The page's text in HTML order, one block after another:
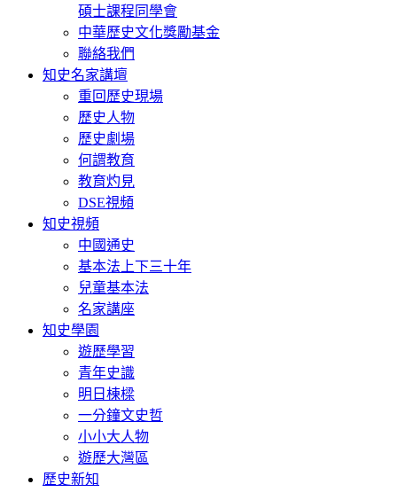
碩士課程同學會
中華歷史文化獎勵基金
聯絡我們
知史名家講壇
重回歷史現場
歷史人物
歷史劇場
何謂教育
教育灼見
DSE視頻
知史視頻
中國通史
基本法上下三十年
兒童基本法
名家講座
知史學園
遊歷學習
青年史識
明日棟樑
一分鐘文史哲
小小大人物
遊歷大灣區
歷史新知